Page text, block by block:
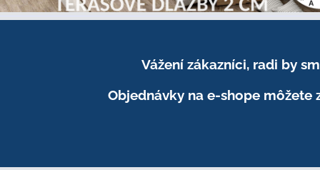
Vážení zákazníci, radi by
Objednávky na e-shope môžete